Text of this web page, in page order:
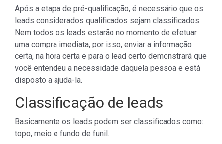
Após a etapa de pré-qualificação, é necessário que os
leads considerados qualificados sejam classificados.
Nem todos os leads estarão no momento de efetuar
uma compra imediata, por isso, enviar a informação
certa, na hora certa e para o lead certo demonstrará que
você entendeu a necessidade daquela pessoa e está
disposto a ajuda-la.
Classificação de leads
Basicamente os leads podem ser classificados como:
topo, meio e fundo de funil.